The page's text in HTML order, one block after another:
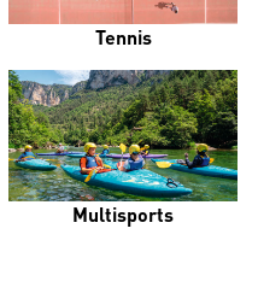
Tennis
Multisports